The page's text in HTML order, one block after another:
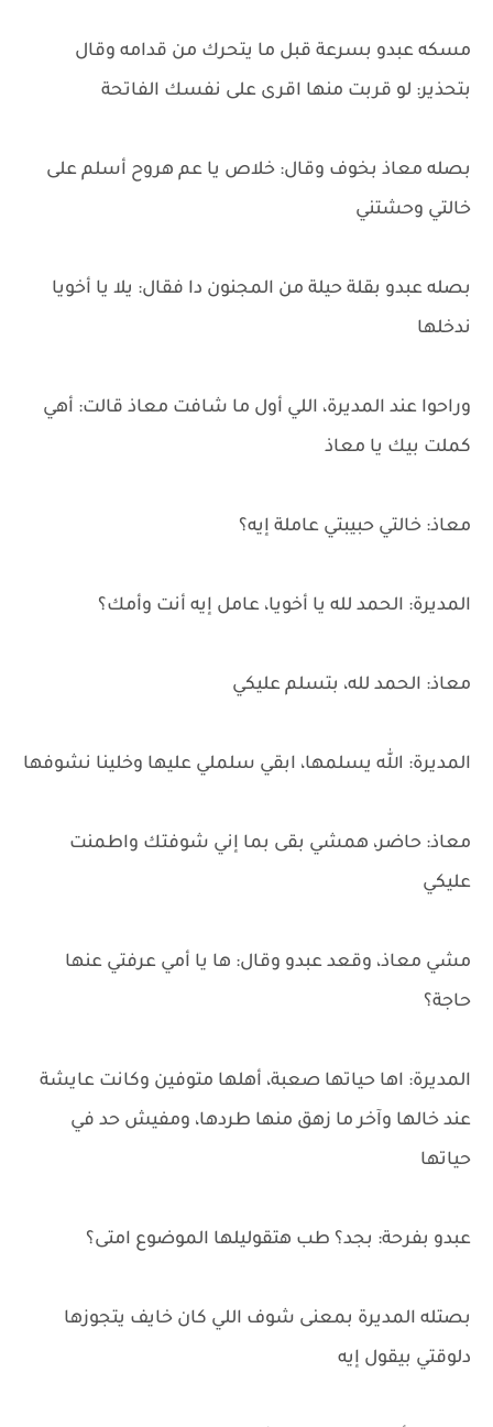
مسكه عبدو بسرعة قبل ما يتحرك من قدامه وقال
بتحذير: لو قربت منها اقرى على نفسك الفاتحة
بصله معاذ بخوف وقال: خلاص يا عم هروح أسلم على
خالتي وحشتني
بصله عبدو بقلة حيلة من المجنون دا فقال: يلا يا أخويا
ندخلها
وراحوا عند المديرة، اللي أول ما شافت معاذ قالت: أهي
كملت بيك يا معاذ
معاذ: خالتي حبيبتي عاملة إيه؟
المديرة: الحمد لله يا أخويا، عامل إيه أنت وأمك؟
معاذ: الحمد لله، بتسلم عليكي
المديرة: الله يسلمها، ابقي سلملي عليها وخلينا نشوفها
معاذ: حاضر، همشي بقى بما إني شوفتك واطمنت
عليكي
مشي معاذ، وقعد عبدو وقال: ها يا أمي عرفتي عنها
حاجة؟
المديرة: اها حياتها صعبة، أهلها متوفين وكانت عايشة
عند خالها وآخر ما زهق منها طردها، ومفيش حد في
حياتها
عبدو بفرحة: بجد؟ طب هتقوليلها الموضوع امتى؟
بصتله المديرة بمعنى شوف اللي كان خايف يتجوزها
دلوقتي بيقول إيه